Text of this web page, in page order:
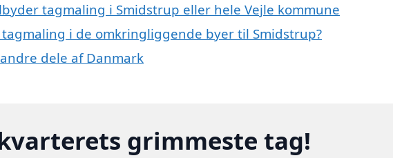
tagmaling i Smidstrup eller hele Vejle kommune
i de omkringliggende byer til Smidstrup?
dele af Danmark
grimmeste tag!